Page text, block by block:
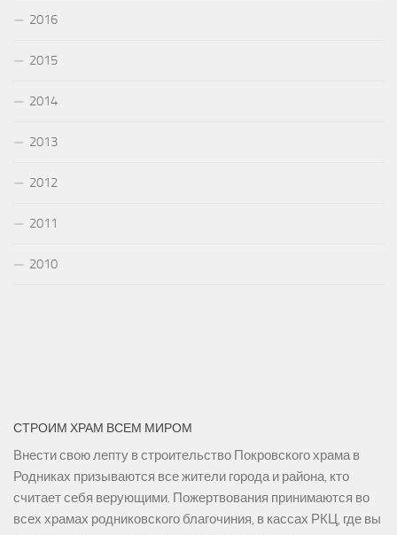
2016
2015
2014
2013
2012
2011
2010
СТРОИМ ХРАМ ВСЕМ МИРОМ
Внести свою лепту в строительство Покровского храма в
Родниках призываются все жители города и района, кто
считает себя верующими. Пожертвования принимаются во
всех храмах родниковского благочиния, в кассах РКЦ, где вы